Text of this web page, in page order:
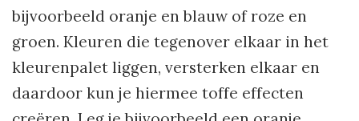
bijvoorbeeld oranje en blauw of roze en
groen. Kleuren die tegenover elkaar in het
kleurenpalet liggen, versterken elkaar en
daardoor kun je hiermee toffe effecten